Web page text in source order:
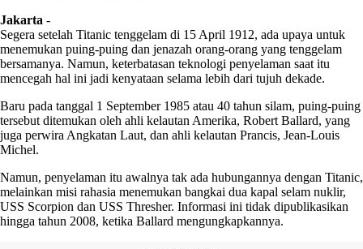
Jakarta -
Segera setelah Titanic tenggelam di 15 April 1912, ada upaya untuk
menemukan puing-puing dan jenazah orang-orang yang tenggelam
bersamanya. Namun, keterbatasan teknologi penyelaman saat itu
mencegah hal ini jadi kenyataan selama lebih dari tujuh dekade.
Baru pada tanggal 1 September 1985 atau 40 tahun silam, puing-puing
tersebut ditemukan oleh ahli kelautan Amerika, Robert Ballard, yang
juga perwira Angkatan Laut, dan ahli kelautan Prancis, Jean-Louis
Michel.
Namun, penyelaman itu awalnya tak ada hubungannya dengan Titanic,
melainkan misi rahasia menemukan bangkai dua kapal selam nuklir,
USS Scorpion dan USS Thresher. Informasi ini tidak dipublikasikan
hingga tahun 2008, ketika Ballard mengungkapkannya.